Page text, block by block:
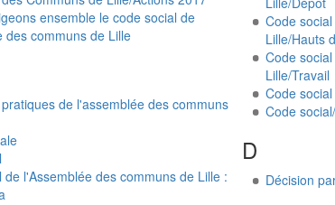
ensemble le code social de
des communs de Lille
de l'assemblée des communs
de l'Assemblée des communs de Lille :
Code
Lille/Hauts
Code
Lille/Travail
Code
Code
D
Décision